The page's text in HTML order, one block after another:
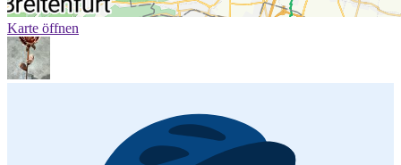
Karte öffnen